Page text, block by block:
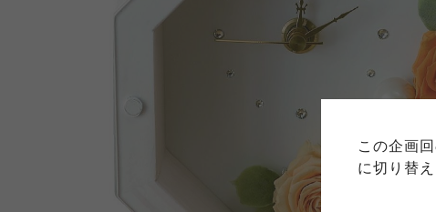
この企画
に切り替え
ご利用
このサイトは7つの生協から業務委
める利用約款をご確認のうえ、ご
このサイトは7つの生協から業務委
ては、コープ事業連合、ならびに
コープ事業連合、ならびに各生協
このサイトは7つの生協から業務委
各生協の「特定商取引法に基づく